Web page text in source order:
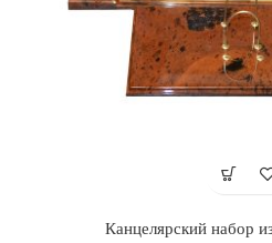
Канцелярский набор